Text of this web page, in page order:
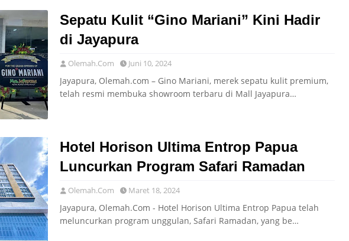
Sepatu Kulit “Gino Mariani” Kini Hadir
di Jayapura
Olemah.Com Juni 10, 2024
Jayapura, Olemah.com – Gino Mariani, merek sepatu kulit premium,
telah resmi membuka showroom terbaru di Mall Jayapura…
Hotel Horison Ultima Entrop Papua
Luncurkan Program Safari Ramadan
Olemah.Com Maret 18, 2024
Jayapura, Olemah.Com - Hotel Horison Ultima Entrop Papua telah
meluncurkan program unggulan, Safari Ramadan, yang be…